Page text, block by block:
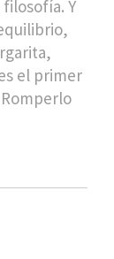
Y
el primer